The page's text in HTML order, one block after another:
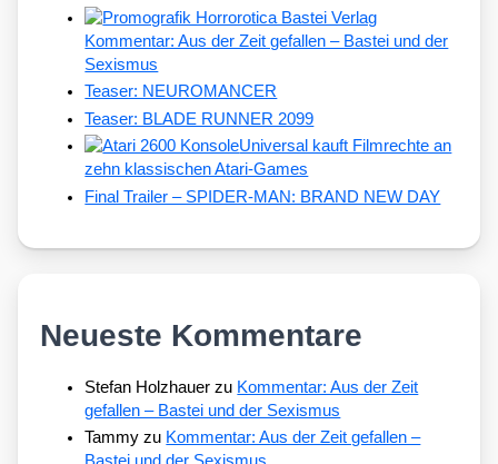
Kommentar: Aus der Zeit gefallen – Bastei und der
Sexismus
Teaser: NEUROMANCER
Teaser: BLADE RUNNER 2099
Universal kauft Filmrechte an
zehn klassischen Atari-Games
Final Trailer – SPIDER-MAN: BRAND NEW DAY
Neueste Kommentare
Stefan Holzhauer zu Kommentar: Aus der Zeit
gefallen – Bastei und der Sexismus
Tammy zu Kommentar: Aus der Zeit gefallen –